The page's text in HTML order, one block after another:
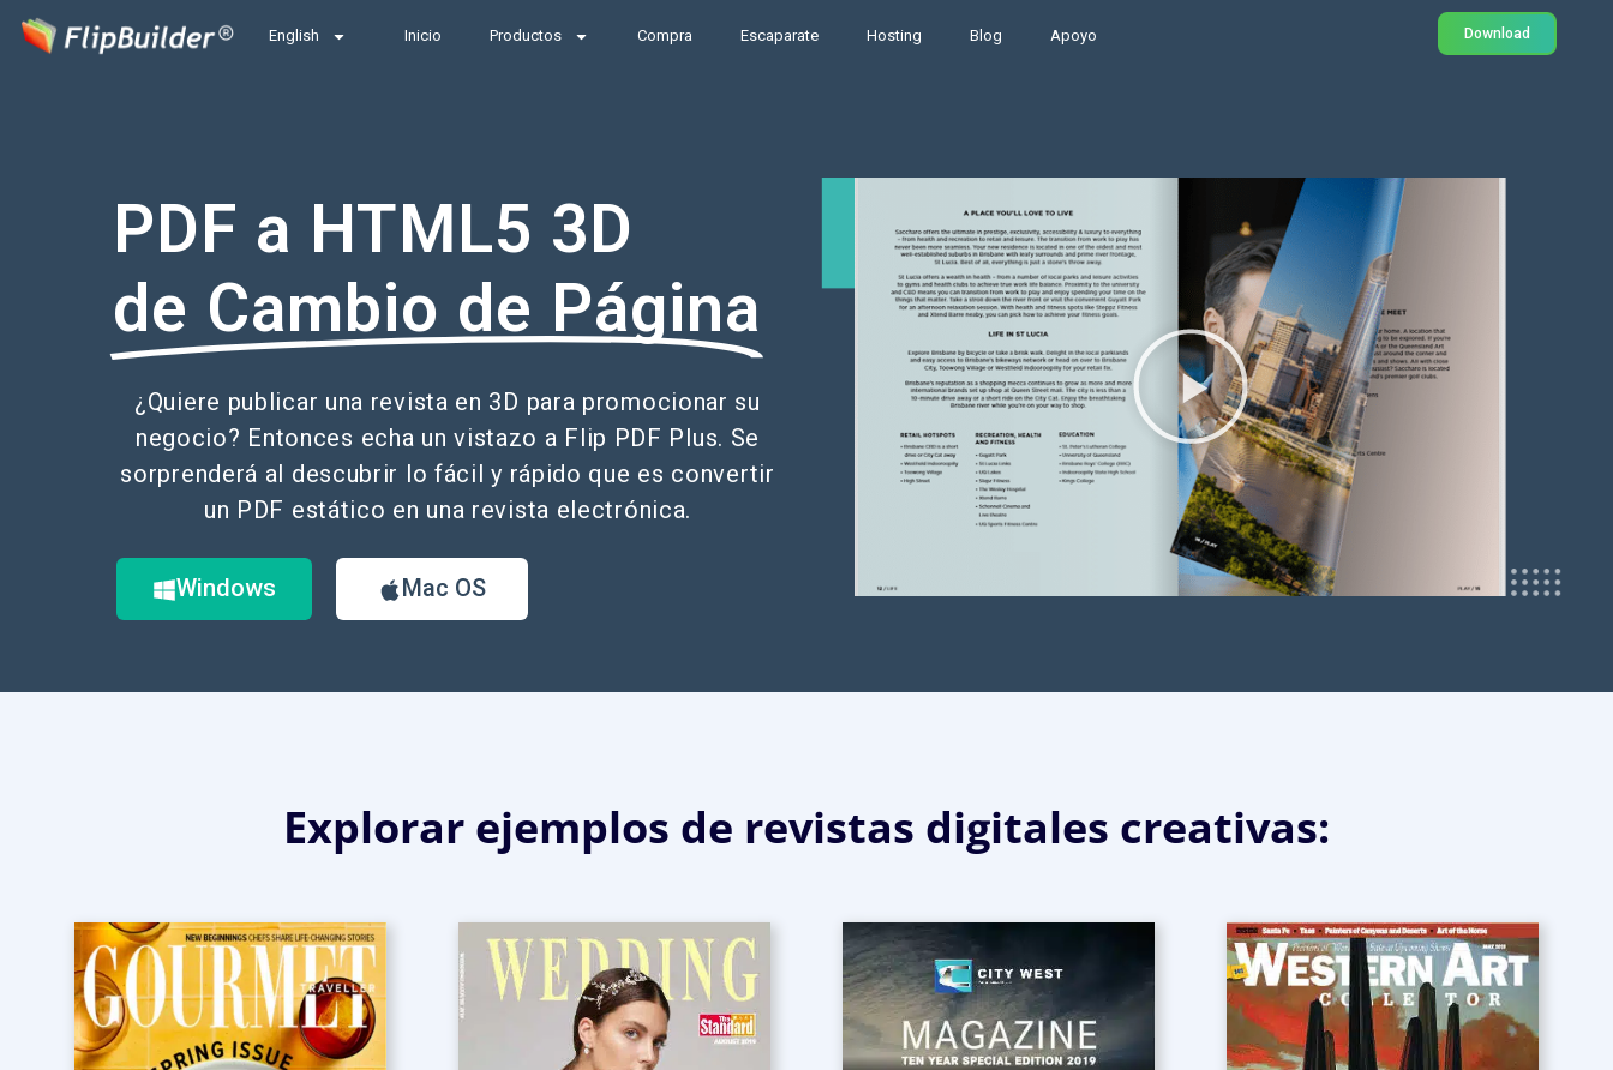
English Inicio Productos Compra Escaparate Hosting Blog Apoyo Download
PDF a HTML5 3D
de Cambio de Página
¿Quiere publicar una revista en 3D para promocionar su
negocio? Entonces echa un vistazo a Flip PDF Plus. Se
sorprenderá al descubrir lo fácil y rápido que es convertir
un PDF estático en una revista electrónica.
Windows Mac OS
Explorar ejemplos de revistas digitales creativas: